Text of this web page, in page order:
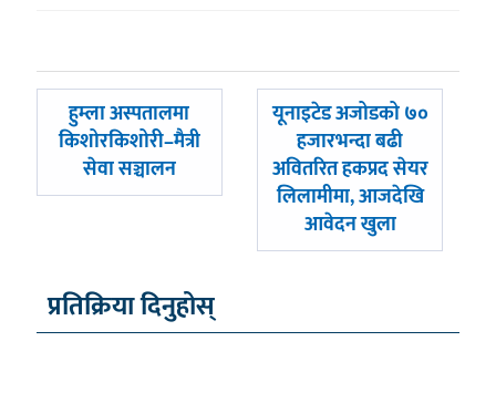
पछिल्लाे
-
हुम्ला अस्पतालमा
किशोरकिशोरी–मैत्री
सेवा सञ्चालन
अघिल्लाे
यूनाइटेड अजोडको ७०
हजारभन्दा बढी
अवितरित हकप्रद सेयर
लिलामीमा, आजदेखि
आवेदन खुला
प्रतिक्रिया दिनुहोस्